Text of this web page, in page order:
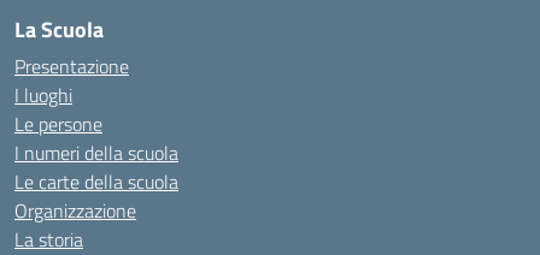
La Scuola
Presentazione
I luoghi
Le persone
I numeri della scuola
Le carte della scuola
Organizzazione
La storia